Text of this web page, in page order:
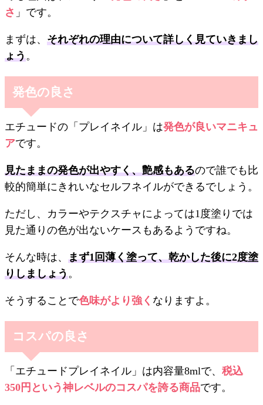
さ 」です。
まずは、 それぞれの理由について詳しく見ていきまし
ょう。
発色の良さ
エチュードの「プレイネイル」は発色が良いマニキュ
アです。
見たままの発色が出やすく、艶感もあるので誰でも比
較的簡単にきれいなセルフネイルができるでしょう。
ただし、カラーやテクスチャによっては1度塗りでは
見た通りの色が出ないケースもあるようですね。
そんな時は、 まず1回薄く塗って、乾かした後に2度塗
りしましょう。
そうすることで色味がより強く なりますよ。
コスパの良さ
「エチュードプレイネイル」は内容量8mlで、 税込
350円という神レベルのコスパを誇る商品です。